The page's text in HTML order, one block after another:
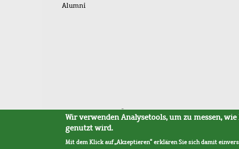
Alumni
Fußleistenmenü
SitemapBarrierefreiheitImpressumDatenschutz
Wir verwenden Analysetools, um zu messen,
genutzt wird.
Mit dem Klick auf „Akzeptieren“ erklären Sie sich damit